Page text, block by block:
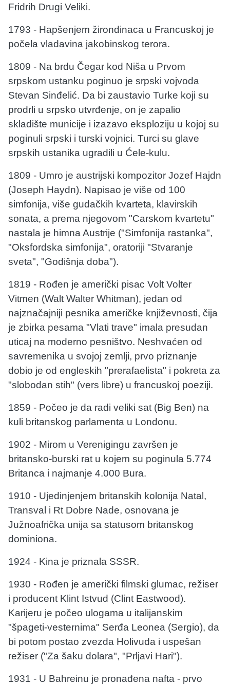
Fridrih Drugi Veliki.
1793 - Hapšenjem žirondinaca u Francuskoj je
počela vladavina jakobinskog terora.
1809 - Na brdu Čegar kod Niša u Prvom
srpskom ustanku poginuo je srpski vojvoda
Stevan Sinđelić. Da bi zaustavio Turke koji su
prodrli u srpsko utvrđenje, on je zapalio
skladište municije i izazavo eksploziju u kojoj su
poginuli srpski i turski vojnici. Turci su glave
srpskih ustanika ugradili u Ćele-kulu.
1809 - Umro je austrijski kompozitor Jozef Hajdn
(Joseph Haydn). Napisao je više od 100
simfonija, više gudačkih kvarteta, klavirskih
sonata, a prema njegovom "Carskom kvartetu"
nastala je himna Austrije ("Simfonija rastanka",
"Oksfordska simfonija", oratoriji "Stvaranje
sveta", "Godišnja doba").
1819 - Rođen je američki pisac Volt Volter
Vitmen (Walt Walter Whitman), jedan od
najznačajniji pesnika američke književnosti, čija
je zbirka pesama "Vlati trave" imala presudan
uticaj na moderno pesništvo. Neshvaćen od
savremenika u svojoj zemlji, prvo priznanje
dobio je od engleskih "prerafaelista" i pokreta za
"slobodan stih" (vers libre) u francuskoj poeziji.
1859 - Počeo je da radi veliki sat (Big Ben) na
kuli britanskog parlamenta u Londonu.
1902 - Mirom u Verenigingu završen je
britansko-burski rat u kojem su poginula 5.774
Britanca i najmanje 4.000 Bura.
1910 - Ujedinjenjem britanskih kolonija Natal,
Transval i Rt Dobre Nade, osnovana je
Južnoafrička unija sa statusom britanskog
dominiona.
1924 - Kina je priznala SSSR.
1930 - Rođen je američki filmski glumac, režiser
i producent Klint Istvud (Clint Eastwood).
Karijeru je počeo ulogama u italijanskim
"špageti-vesternima" Serđa Leonea (Sergio), da
bi potom postao zvezda Holivuda i uspešan
režiser ("Za šaku dolara", "Prljavi Hari").
1931 - U Bahreinu je pronađena nafta - prvo